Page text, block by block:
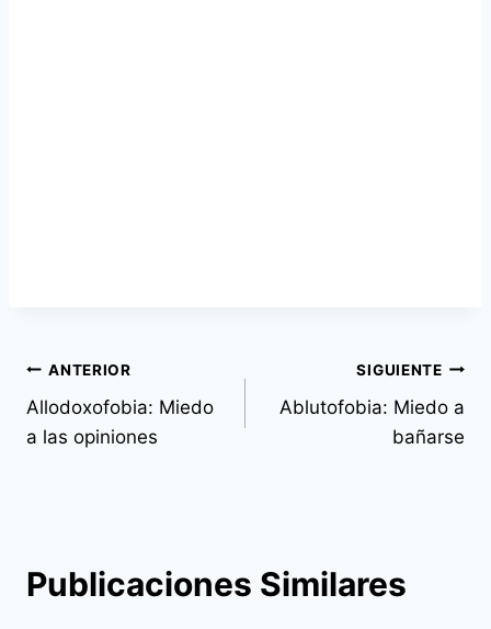
Navegación
de
entradas
ANTERIOR
Allodoxofobia: Miedo
a las opiniones
SIGUIENTE
Ablutofobia: Miedo a
bañarse
Publicaciones Similares